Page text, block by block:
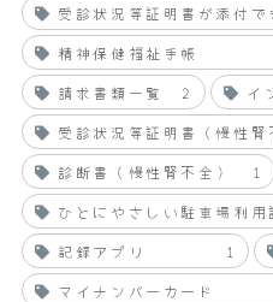
受診状況等証明書が添付で
精神保健福祉手帳
請求書類一覧
2 イ
受診状況等証明書（慢性腎
診断書（慢性腎不全）
1
ひとにやさしい駐車場利用
記録アプリ
1
マイナンバーカード